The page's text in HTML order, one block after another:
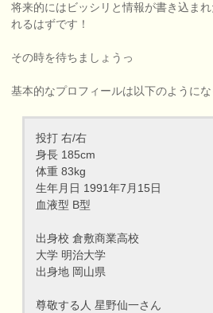
将来的にはビッシリと情報が書き込ま
れるはずです！
その時を待ちましょうっ
基本的なプロフィールは以下のようにな
投打 右/右
身長 185cm
体重 83kg
生年月日 1991年7月15日
血液型 B型
出身校 倉敷商業高校
大学 明治大学
出身地 岡山県
尊敬する人 星野仙一さん